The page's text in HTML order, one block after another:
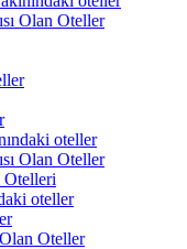
Olan Oteller
oteller
Olan Oteller
Otelleri
oteller
Oteller